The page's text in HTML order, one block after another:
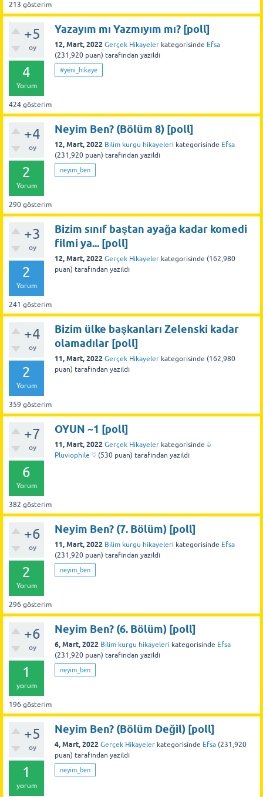
213 gösterim
+5
oy
4
Yorum
424 gösterim
Yazayım mı Yazmıyım mı? [poll]
12, Mart, 2022 Gerçek Hikayeler kategorisinde Efsa
(231,920 puan) tarafından yazıldı
#yeni_hikaye
+4
oy
2
Yorum
290 gösterim
Neyim Ben? (Bölüm 8) [poll]
12, Mart, 2022 Bilim kurgu hikayeleri kategorisinde Efsa
(231,920 puan) tarafından yazıldı
neyim_ben
+3
oy
2
Yorum
241 gösterim
Bizim sınıf baştan ayağa kadar komedi
filmi ya... [poll]
12, Mart, 2022 Gerçek Hikayeler kategorisinde (162,980
puan) tarafından yazıldı
+4
oy
2
Yorum
359 gösterim
Bizim ülke başkanları Zelenski kadar
olamadılar [poll]
11, Mart, 2022 Gerçek Hikayeler kategorisinde (162,980
puan) tarafından yazıldı
+7
oy
6
Yorum
382 gösterim
OYUN ~1 [poll]
11, Mart, 2022 Gerçek Hikayeler kategorisinde ♤
Pluviophile ♡ (530 puan) tarafından yazıldı
+6
oy
2
Yorum
296 gösterim
Neyim Ben? (7. Bölüm) [poll]
11, Mart, 2022 Bilim kurgu hikayeleri kategorisinde Efsa
(231,920 puan) tarafından yazıldı
neyim_ben
+6
oy
1
yorum
196 gösterim
Neyim Ben? (6. Bölüm) [poll]
6, Mart, 2022 Bilim kurgu hikayeleri kategorisinde Efsa
(231,920 puan) tarafından yazıldı
neyim_ben
+5
oy
1
yorum
Neyim Ben? (Bölüm Değil) [poll]
4, Mart, 2022 Gerçek Hikayeler kategorisinde Efsa (231,920
puan) tarafından yazıldı
neyim_ben